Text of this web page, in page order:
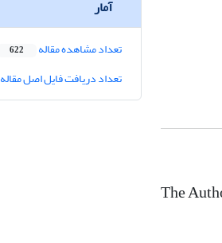
The
آمار
تعداد مشاهده مقاله 622
تعداد دریافت فایل اصل مقاله